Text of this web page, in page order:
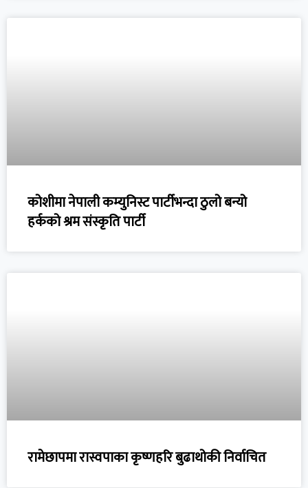
कोशीमा नेपाली कम्युनिस्ट पार्टीभन्दा ठुलो बन्यो
हर्कको श्रम संस्कृति पार्टी
रामेछापमा रास्वपाका कृष्णहरि बुढाथोकी निर्वाचित